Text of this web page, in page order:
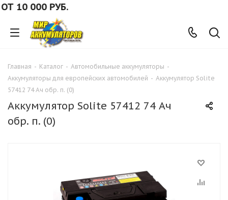
000 РУБ.
Главная - Каталог - Автомобильные аккумуляторы -
Аккумуляторы для европейских автомобилей - Аккумулятор Solite
57412 74 Ач обр. п. (0)
Аккумулятор Solite 57412 74 Ач
обр. п. (0)